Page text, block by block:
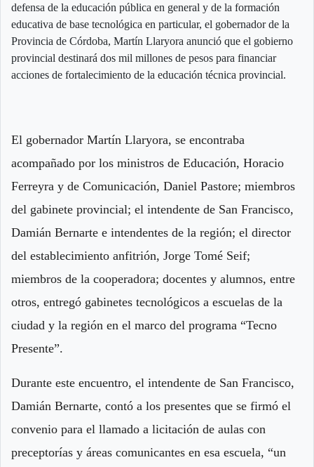
defensa de la educación pública en general y de la formación
educativa de base tecnológica en particular, el gobernador de la
Provincia de Córdoba, Martín Llaryora anunció que el gobierno
provincial destinará dos mil millones de pesos para financiar
acciones de fortalecimiento de la educación técnica provincial.
El gobernador Martín Llaryora, se encontraba
acompañado por los ministros de Educación, Horacio
Ferreyra y de Comunicación, Daniel Pastore; miembros
del gabinete provincial; el intendente de San Francisco,
Damián Bernarte e intendentes de la región; el director
del establecimiento anfitrión, Jorge Tomé Seif;
miembros de la cooperadora; docentes y alumnos, entre
otros, entregó gabinetes tecnológicos a escuelas de la
ciudad y la región en el marco del programa “Tecno
Presente”.
Durante este encuentro, el intendente de San Francisco,
Damián Bernarte, contó a los presentes que se firmó el
convenio para el llamado a licitación de aulas con
preceptorías y áreas comunicantes en esa escuela, “un